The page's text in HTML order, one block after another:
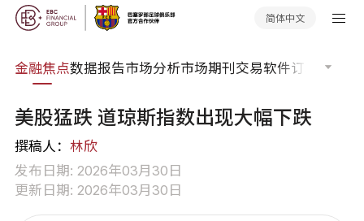
简体中文
金融焦点数据报告市场分析市场期刊交易软件订单流
美股猛跌 道琼斯指数出现大幅下跌
撰稿人： 林欣
发布日期: 2026年03月30日
更新日期: 2026年03月30日